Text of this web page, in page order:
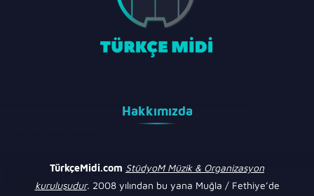
Hakkımızda
TürkçeMidi.com StüdyoM Müzik & Organizasyon
kuruluşudur. 2008 yılından bu yana Muğla / Fethiye’de